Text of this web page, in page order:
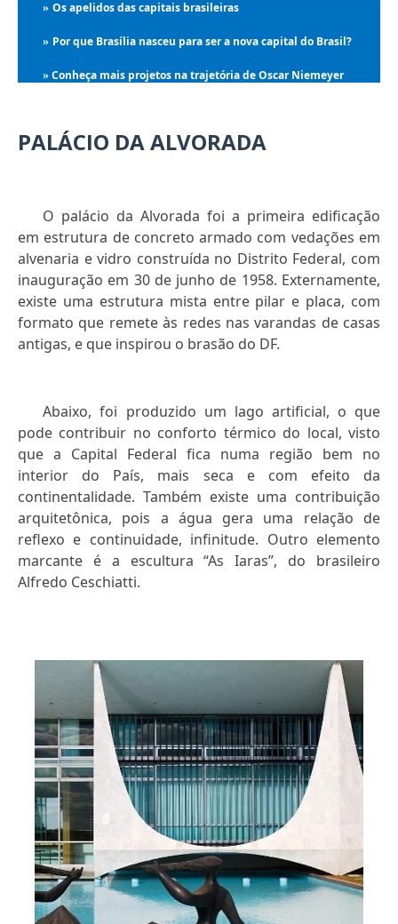
» Os apelidos das capitais brasileiras
» Por que Brasília nasceu para ser a nova capital do Brasil?
» Conheça mais projetos na trajetória de Oscar Niemeyer
PALÁCIO DA ALVORADA
O palácio da Alvorada foi a primeira edificação
em estrutura de concreto armado com vedações em
alvenaria e vidro construída no Distrito Federal, com
inauguração em 30 de junho de 1958. Externamente,
existe uma estrutura mista entre pilar e placa, com
formato que remete às redes nas varandas de casas
antigas, e que inspirou o brasão do DF.
Abaixo, foi produzido um lago artificial, o que
pode contribuir no conforto térmico do local, visto
que a Capital Federal fica numa região bem no
interior do País, mais seca e com efeito da
continentalidade. Também existe uma contribuição
arquitetônica, pois a água gera uma relação de
reflexo e continuidade, infinitude. Outro elemento
marcante é a escultura “As Iaras”, do brasileiro
Alfredo Ceschiatti.